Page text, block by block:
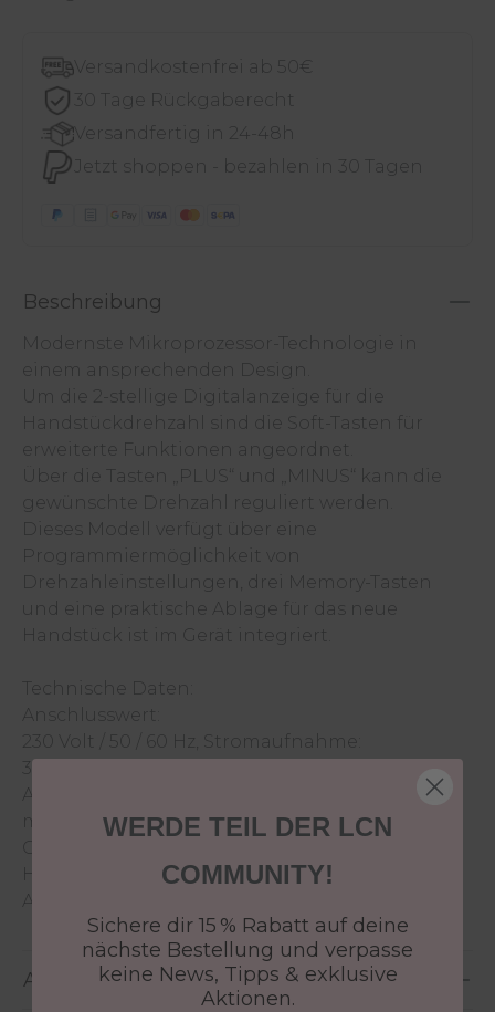
Versandkostenfrei ab 50€
30 Tage Rückgaberecht
Versandfertig in 24-48h
Jetzt shoppen - bezahlen in 30 Tagen
Beschreibung
Modernste Mikroprozessor-Technologie in
einem ansprechenden Design.
Um die 2-stellige Digitalanzeige für die
Handstückdrehzahl sind die Soft-Tasten für
erweiterte Funktionen angeordnet.
Über die Tasten „PLUS“ und „MINUS“ kann die
gewünschte Drehzahl reguliert werden.
Dieses Modell verfügt über eine
Programmiermöglichkeit von
Drehzahleinstellungen, drei Memory-Tasten
und eine praktische Ablage für das neue
Handstück ist im Gerät integriert.
Technische Daten:
Anschlusswert:
230 Volt / 50 / 60 Hz, Stromaufnahme:
30 VA Drehzahl: max. 30.000 U / min
Abmessungen: B= 160 mm x H= 100 mm x T= 205
mm
Handstück
Abmessungen: L: 125 mm, D:15-12-26 mm
Anwendung
WERDE TEIL DER LCN
COMMUNITY!
Sichere dir 15 % Rabatt auf deine
nächste Bestellung und verpasse
keine News, Tipps & exklusive
Aktionen.